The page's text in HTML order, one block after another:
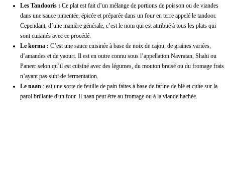
Les Tandooris : Ce plat est fait d’un mélange de portions de poisson ou de viandes
dans une sauce pimentée, épicée et préparée dans un four en terre appelé le tandoor.
Cependant, d’une manière générale, c’est le nom qui est attribué à tous les plats qui
sont cuisinés avec ce procédé.
Le korma : C’est une sauce cuisinée à base de noix de cajou, de graines variées,
d’amandes et de yaourt. Il est en outre connu sous l’appellation Navratan, Shahi ou
Paneer selon qu’il est cuisiné avec des légumes, du mouton braisé ou du fromage frais
n’ayant pas subi de fermentation.
Le naan : est une sorte de feuille de pain faites à base de farine de blé et cuite sur la
paroi brûlante d'un four. Il naan peut être au fromage ou à la viande hachée.